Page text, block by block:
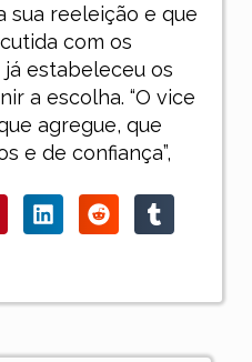
sua reeleição e que
com os
já estabeleceu os
a escolha. “O vice
agregue, que
e de confiança”,